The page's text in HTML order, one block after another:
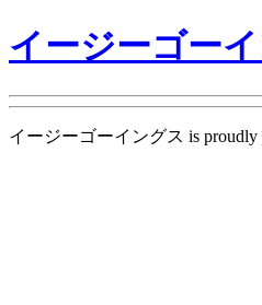
イージーゴー
イージーゴーイングス is proudly